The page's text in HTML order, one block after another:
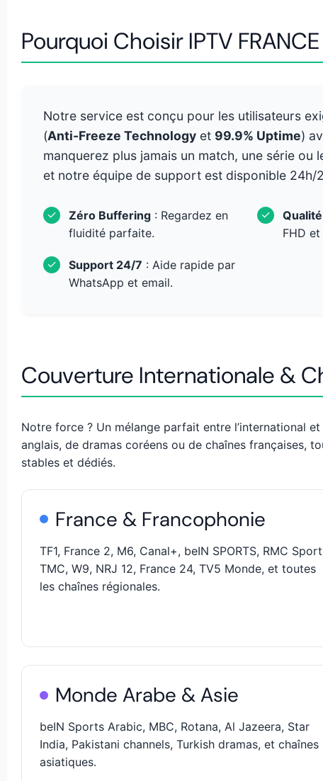
Pourquoi Choisir IPTV
Notre service est conçu pour les utilisateurs
(Anti-Freeze Technology et 99.9% Uptime)
manquerez plus jamais un match, une série ou
et notre équipe de support est disponible 24h/
✓ Zéro Buffering : Regardez en
fluidité parfaite.
✓
FHD
✓ Support 24/7 : Aide rapide par
WhatsApp et email.
Couverture Internationale &
Notre force ? Un mélange parfait entre l’international
anglais, de dramas coréens ou de chaînes françaises,
stables et dédiés.
France & Francophonie
TF1, France 2, M6, Canal+, beIN SPORTS, RMC
TMC, W9, NRJ 12, France 24, TV5 Monde, et toutes
les chaînes régionales.
Monde Arabe & Asie
beIN Sports Arabic, MBC, Rotana, Al Jazeera, Star
India, Pakistani channels, Turkish dramas, et chaînes
asiatiques.